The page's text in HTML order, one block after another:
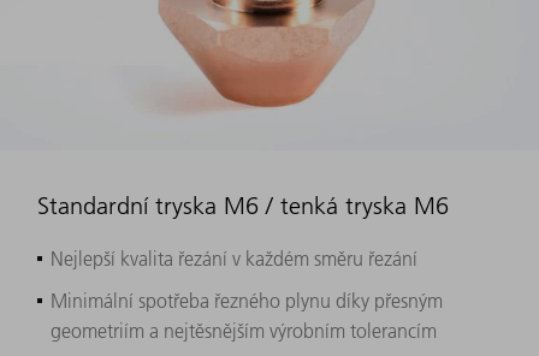
Standardní tryska M6 / tenká tryska M6
Nejlepší kvalita řezání v každém směru řezání
Minimální spotřeba řezného plynu díky přesným
geometriím a nejtěsnějším výrobním tolerancím